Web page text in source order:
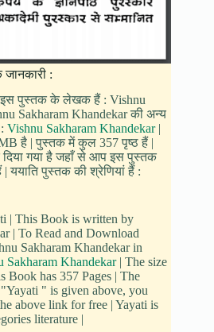
:
इस पुस्तक के लेखक हैं : Vishnu
Sakharam Khandekar की अन्य
Vishnu Sakharam Khandekar|
है | पुस्तक में कुल 357 पृष्ठ हैं |
दिया गया है जहाँ से आप इस पुस्तक
पुस्तक की श्रेणियां हैं :
| This Book is written by
| To Read and Download
Sakharam Khandekar in
Sakharam Khandekar| The size
has 357 Pages | The
" is given above, you
above link for free | Yayati is
literature |